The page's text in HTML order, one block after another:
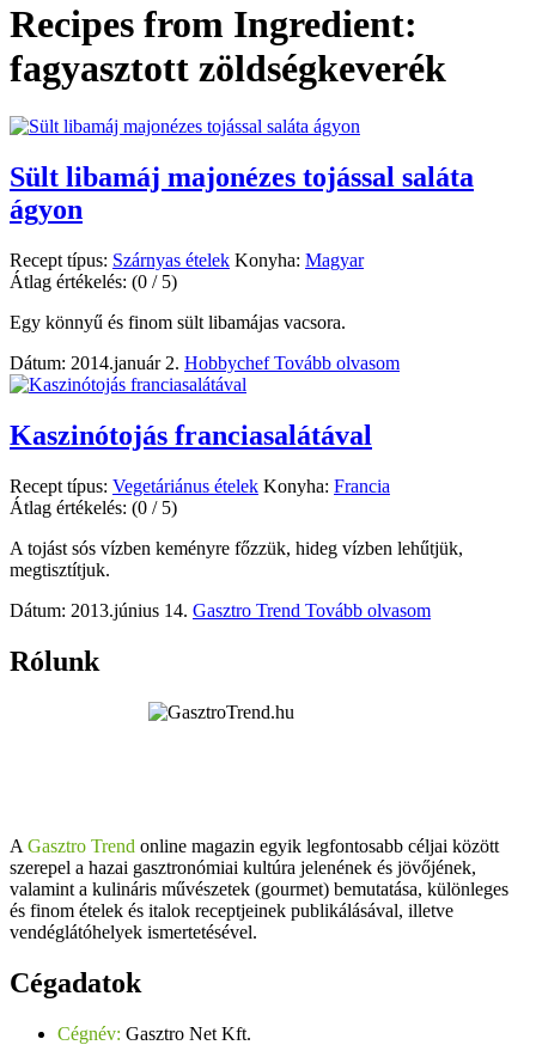
Recipes from Ingredient:
fagyasztott zöldségkeverék
Sült libamáj majonézes tojással saláta
ágyon
Recept típus: Szárnyas ételek Konyha: Magyar
Átlag értékelés: (0 / 5)
Egy könnyű és finom sült libamájas vacsora.
Dátum: 2014.január 2. HobbychefTovább olvasom
Kaszinótojás franciasalátával
Recept típus: Vegetáriánus ételek Konyha: Francia
Átlag értékelés: (0 / 5)
A tojást sós vízben keményre főzzük, hideg vízben lehűtjük,
megtisztítjuk.
Dátum: 2013.június 14. Gasztro Trend Tovább olvasom
Rólunk
A Gasztro Trend online magazin egyik legfontosabb céljai között
szerepel a hazai gasztronómiai kultúra jelenének és jövőjének,
valamint a kulináris művészetek (gourmet) bemutatása, különleges
és finom ételek és italok receptjeinek publikálásával, illetve
vendéglátóhelyek ismertetésével.
Cégadatok
Cégnév: Gasztro Net Kft.